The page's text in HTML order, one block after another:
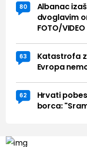
80
Albanac
dvoglavim
FOTO/VIDEO
63
Katastrofa
Evropa
62
Hrvati
borca: